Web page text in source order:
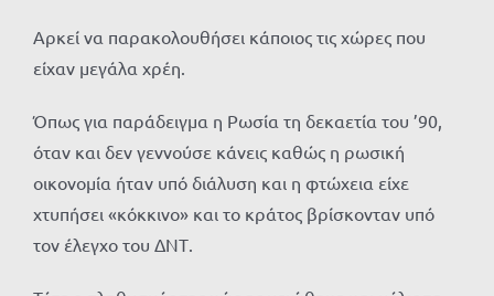
Αρκεί να παρακολουθήσει κάποιος τις χώρες που
είχαν μεγάλα χρέη.
Όπως για παράδειγμα η Ρωσία τη δεκαετία του ’90,
όταν και δεν γεννούσε κάνεις καθώς η ρωσική
οικονομία ήταν υπό διάλυση και η φτώχεια είχε
χτυπήσει «κόκκινο» και το κράτος βρίσκονταν υπό
τον έλεγχο του ΔΝΤ.